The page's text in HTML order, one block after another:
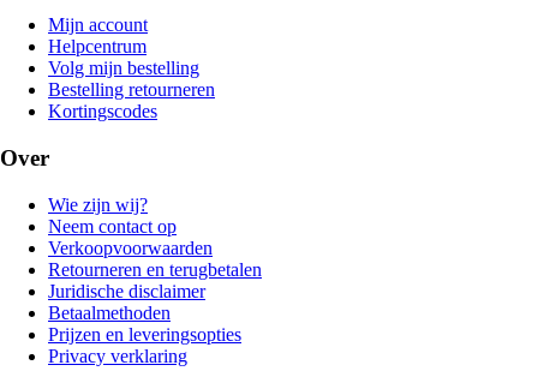
Mijn account
Helpcentrum
Volg mijn bestelling
Bestelling retourneren
Kortingscodes
Over
Wie zijn wij?
Neem contact op
Verkoopvoorwaarden
Retourneren en terugbetalen
Juridische disclaimer
Betaalmethoden
Prijzen en leveringsopties
Privacy verklaring